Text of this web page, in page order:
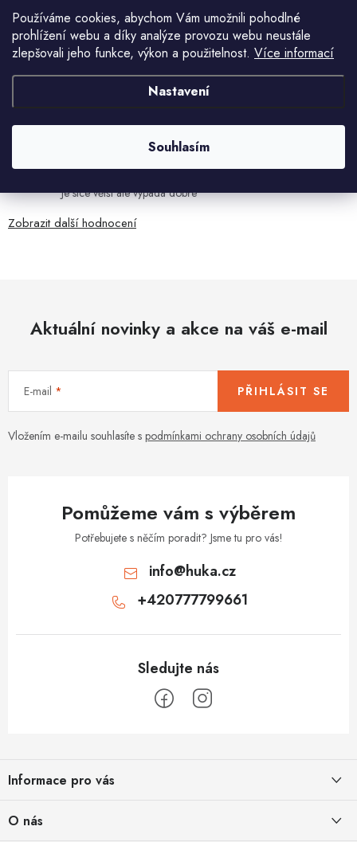
Používáme cookies, abychom Vám umožnili pohodlné
prohlížení webu a díky analýze provozu webu neustále
zlepšovali jeho funkce, výkon a použitelnost. Více informací
Nastavení
Souhlasím
Všetko bolo super ale škoda že návod je len v polsky a
anglicky .
Gabriela Březinová Vágnerová
5.8.2026
HELENA MINAŘÍKOVÁ
5.8.2026
Je sice větší ale vypadá dobře
Zobrazit další hodnocení
Aktuální novinky a akce na váš e-mail
E-mail
Vložením e-mailu souhlasíte s podmínkami ochrany osobních údajů
PŘIHLÁSIT SE
Pomůžeme vám s výběrem
Potřebujete s něčím poradit? Jsme tu pro vás!
info@huka.cz
+420777799661
pInformace pro vás
O nás